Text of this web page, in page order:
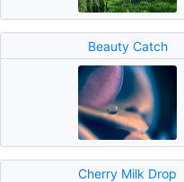
Beauty Catch
Cherry Milk Drop